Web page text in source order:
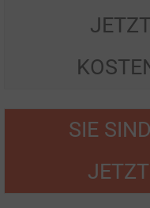
SIE